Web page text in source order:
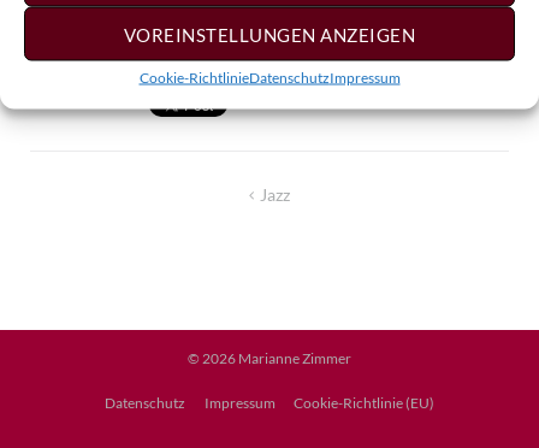
VOREINSTELLUNGEN ANZEIGEN
Cookie-RichtlinieDatenschutzImpressum
Beitragsnavigation Jazz
© 2026 Marianne Zimmer
Datenschutz Impressum Cookie-Richtlinie (EU)